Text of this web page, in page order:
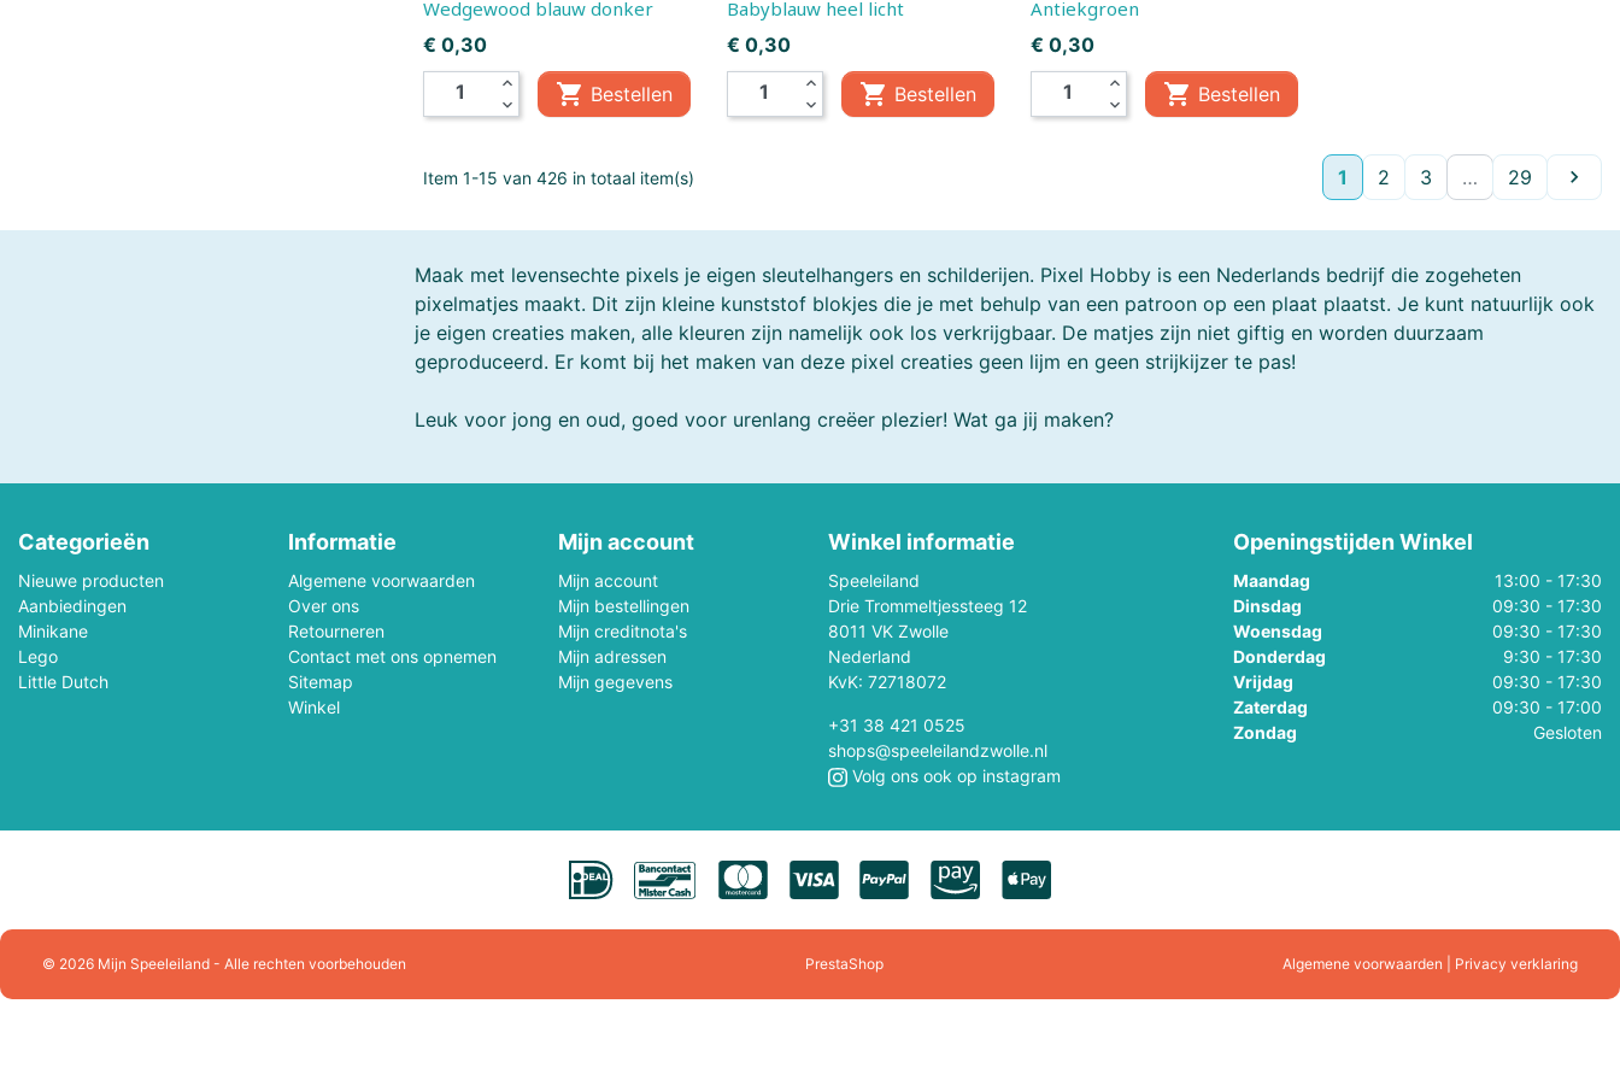
Mini GT Minikane
Oball Occre
Otter House Puzzels Outdoor Active Palm Pals
Paolareina Piatnik Picasso-Tiles
Playforever Plus Plus Polly Pocket Professor Puzzle
Puzzelman Queen Games Quercetti Rainbow High
Ravensburger Revell
Rubens Barn
Schuco
Smartmax Solido
Sonny Angel Souza!
Wedgewood blauw donker
Prijs
€ 0,30
expand_less
expand_more
 Bestellen
Babyblauw heel licht
Prijs
€ 0,30
expand_less
expand_more
 Bestellen
Antiekgroen
Prijs
€ 0,30
expand_less
expand_more
 Bestellen
Item 1-15 van 426 in totaal item(s) 1 2 3 … 29 
Maak met levensechte pixels je eigen sleutelhangers en schilderijen. Pixel Hobby is een Nederlands bedrijf die zogeheten
pixelmatjes maakt. Dit zijn kleine kunststof blokjes die je met behulp van een patroon op een plaat plaatst. Je kunt natuurlijk ook
je eigen creaties maken, alle kleuren zijn namelijk ook los verkrijgbaar. De matjes zijn niet giftig en worden duurzaam
geproduceerd. Er komt bij het maken van deze pixel creaties geen lijm en geen strijkijzer te pas!
Leuk voor jong en oud, goed voor urenlang creëer plezier! Wat ga jij maken?
Categorieën
Nieuwe producten
Aanbiedingen
Minikane
Lego
Little Dutch
Informatie
Algemene voorwaarden
Over ons
Retourneren
Contact met ons opnemen
Sitemap
Winkel
Mijn account
Mijn account
Mijn bestellingen
Mijn creditnota's
Mijn adressen
Mijn gegevens
Winkel informatie
Speeleiland
Drie Trommeltjessteeg 12
8011 VK Zwolle
Nederland
KvK: 72718072
+31 38 421 0525
shops@speeleilandzwolle.nl
Volg ons ook op instagram
Openingstijden Winkel
Maandag
13:00 - 17:30
Dinsdag
09:30 - 17:30
Woensdag
09:30 - 17:30
Donderdag
9:30 - 17:30
Vrijdag
09:30 - 17:30
Zaterdag
09:30 - 17:00
Zondag
Gesloten
© 2026 Mijn Speeleiland - Alle rechten voorbehouden PrestaShop Algemene voorwaarden | Privacy verklaring